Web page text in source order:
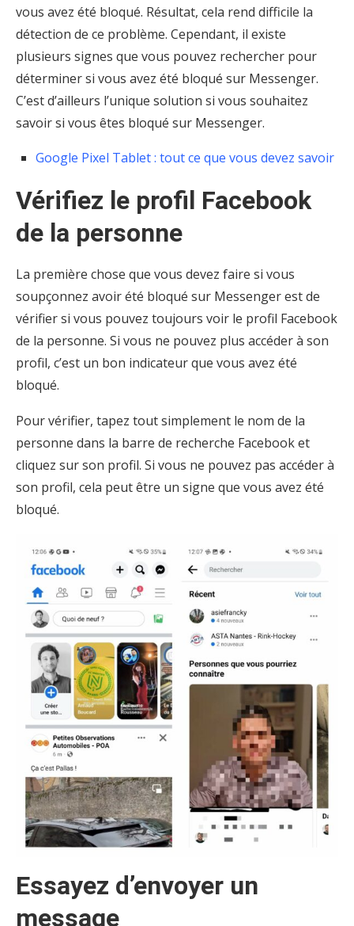
vous avez été bloqué. Résultat, cela rend difficile la
détection de ce problème. Cependant, il existe
plusieurs signes que vous pouvez rechercher pour
déterminer si vous avez été bloqué sur Messenger.
C’est d’ailleurs l’unique solution si vous souhaitez
savoir si vous êtes bloqué sur Messenger.
Google Pixel Tablet : tout ce que vous devez savoir
Vérifiez le profil Facebook
de la personne
La première chose que vous devez faire si vous
soupçonnez avoir été bloqué sur Messenger est de
vérifier si vous pouvez toujours voir le profil Facebook
de la personne. Si vous ne pouvez plus accéder à son
profil, c’est un bon indicateur que vous avez été
bloqué.
Pour vérifier, tapez tout simplement le nom de la
personne dans la barre de recherche Facebook et
cliquez sur son profil. Si vous ne pouvez pas accéder à
son profil, cela peut être un signe que vous avez été
bloqué.
Essayez d’envoyer un
message